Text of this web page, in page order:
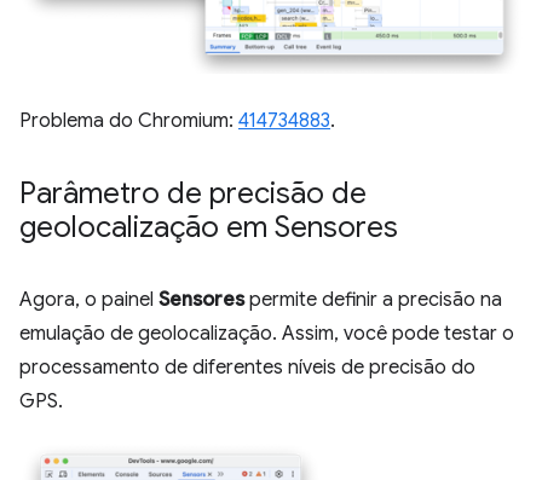
Problema do Chromium: 414734883.
Parâmetro de precisão de
geolocalização em Sensores
Agora, o painel Sensorespermite definir a precisão na
emulação de geolocalização. Assim, você pode testar o
processamento de diferentes níveis de precisão do
GPS.